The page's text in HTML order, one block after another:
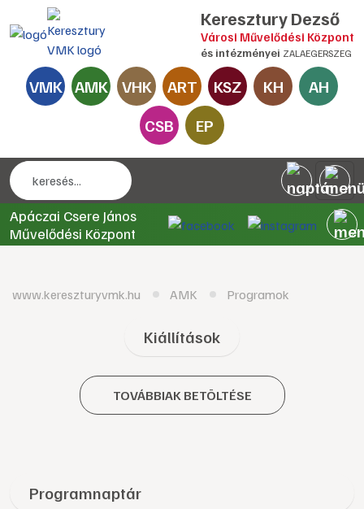
Keresztury Dezső
Városi Művelődési Központ
és intézményei ZALAEGERSZEG
VMK AMK VHK ART KSZ KH
AH
CSB
EP
Apáczai Csere János
Művelődési Központ
www.kereszturyvmk.hu AMK Programok
Kiállítások
TOVÁBBIAK BETÖLTÉSE
Programnaptár